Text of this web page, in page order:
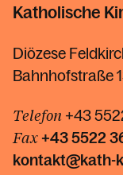
Katholische
Diözese
Bahnhofstraße
Telefon +43
Fax+43 5522
kontakt@kath-